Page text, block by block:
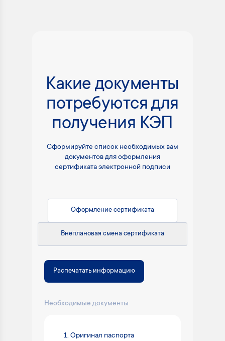
Какие документы
потребуются для
получения КЭП
Сформируйте список необходимых вам
документов для оформления
сертификата электронной подписи
Оформление сертификата
Внеплановая смена сертификата
Распечатать информацию
Необходимые документы
Оригинал паспорта